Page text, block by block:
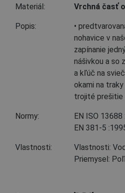
Materiál: Vrchná časť
Popis:
•
nohavice v
zapínanie
nášivkou a so
a kľúč na
okami na traky
trojité prešitie
Normy: EN ISO 13688
EN 381-5
Vlastnosti:
Vlastnosti:
Priemysel: